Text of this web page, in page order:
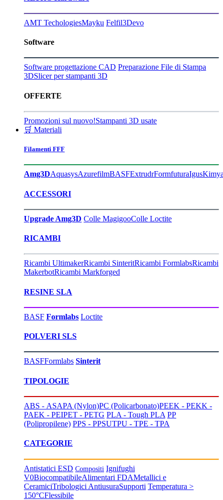
AMT TechologiesMayku Felfil3Devo
Software
Software progettazione CAD Preparazione File di Stampa
3DSlicer per stampanti 3D
OFFERTE
Promozioni sul nuovo!Stampanti 3D usate
🛒 Materiali
Filamenti FFF
Amg3DAquasysAzurefilmBASFExtrudrFormfuturaIgus
ACCESSORI
Upgrade Amg3D Colle MagigooColle Loctite
RICAMBI
Ricambi UltimakerRicambi SinteritRicambi FormlabsRicambi
MakerbotRicambi Markforged
RESINE SLA
BASF Formlabs Loctite
POLVERI SLS
BASFFormlabs Sinterit
TIPOLOGIE
ABS - ASAPA (Nylon)PC (Policarbonato)PEEK - PEKK -
PAEK - PEIPET - PETG PLA - Tough PLA PP
(Polipropilene) PPS - PPSUTPU - TPE - TPA
CATEGORIE
Antistatici ESD Compositi Ignifughi
V0BiocompatibileAlimentari FDAMetallici e
CeramiciTribologici AntiusuraSupporti Temperatura >
150°CFlessibile